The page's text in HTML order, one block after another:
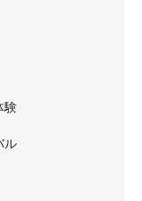
験
ル